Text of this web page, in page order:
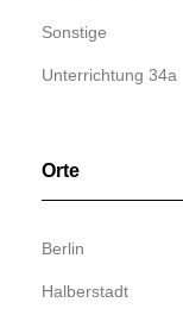
Sonstige
Unterrichtung 34a
Orte
Berlin
Halberstadt